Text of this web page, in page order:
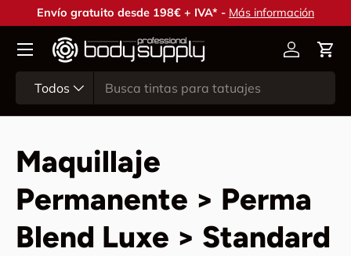
Ir al contenido
Envío gratuito desde 198€ + IVA* - Más información
Todos
Cuenta
Maquillaje
Permanente > Perma
Blend Luxe > Standard